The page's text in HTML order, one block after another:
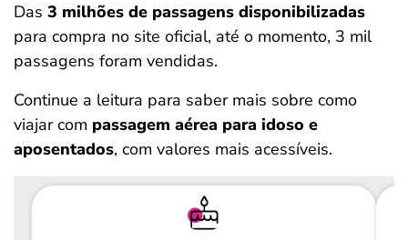
Das 3 milhões de passagens disponibilizadas
para compra no site oficial, até o momento, 3 mil
passagens foram vendidas.
Continue a leitura para saber mais sobre como
viajar com passagem aérea para idoso e
aposentados, com valores mais acessíveis.